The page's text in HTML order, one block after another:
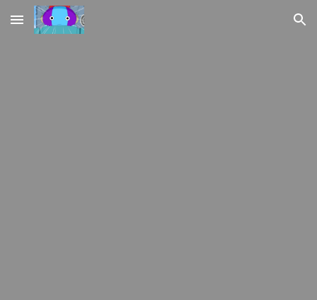
Skip to main content Skip to navigation